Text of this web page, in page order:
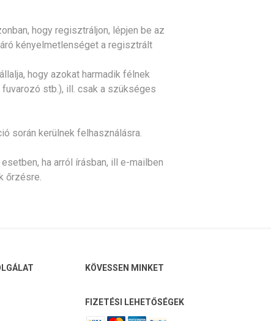
hogy regisztráljon, lépjen be az
kényelmetlenséget a regisztrált
hogy azokat harmadik félnek
stb.), ill. csak a szükséges
során kerülnek felhasználásra.
ha arról írásban, ill e-mailben
őrzésre.
KÖVESSEN MINKET
FIZETÉSI LEHETŐSÉGEK